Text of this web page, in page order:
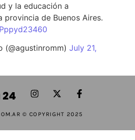
y la educación a
provincia de Buenos Aires.
(@agustinromm) July 21,
© COPYRIGHT 2025